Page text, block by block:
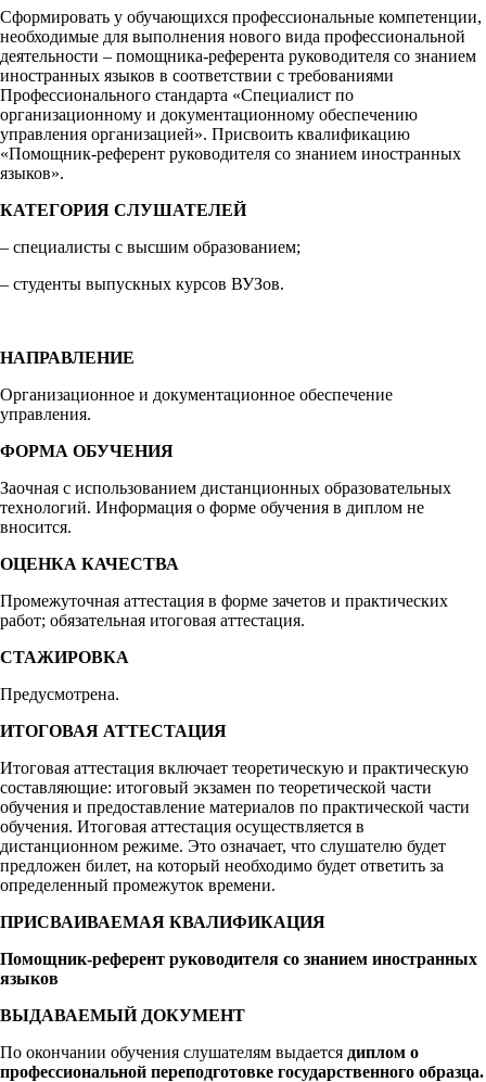
Сформировать у обучающихся профессиональные компетенции,
необходимые для выполнения нового вида профессиональной
деятельности – помощника-референта руководителя со знанием
иностранных языков в соответствии с требованиями
Профессионального стандарта «Специалист по
организационному и документационному обеспечению
управления организацией». Присвоить квалификацию
«Помощник-референт руководителя со знанием иностранных
языков».
КАТЕГОРИЯ СЛУШАТЕЛЕЙ
– специалисты с высшим образованием;
– студенты выпускных курсов ВУЗов.
НАПРАВЛЕНИЕ
Организационное и документационное обеспечение
управления.
ФОРМА ОБУЧЕНИЯ
Заочная с использованием дистанционных образовательных
технологий. Информация о форме обучения в диплом не
вносится.
ОЦЕНКА КАЧЕСТВА
Промежуточная аттестация в форме зачетов и практических
работ; обязательная итоговая аттестация.
СТАЖИРОВКА
Предусмотрена.
ИТОГОВАЯ АТТЕСТАЦИЯ
Итоговая аттестация включает теоретическую и практическую
составляющие: итоговый экзамен по теоретической части
обучения и предоставление материалов по практической части
обучения. Итоговая аттестация осуществляется в
дистанционном режиме. Это означает, что слушателю будет
предложен билет, на который необходимо будет ответить за
определенный промежуток времени.
ПРИСВАИВАЕМАЯ КВАЛИФИКАЦИЯ
Помощник-референт руководителя со знанием иностранных
языков
ВЫДАВАЕМЫЙ ДОКУМЕНТ
По окончании обучения слушателям выдается диплом о
профессиональной переподготовке государственного образца.